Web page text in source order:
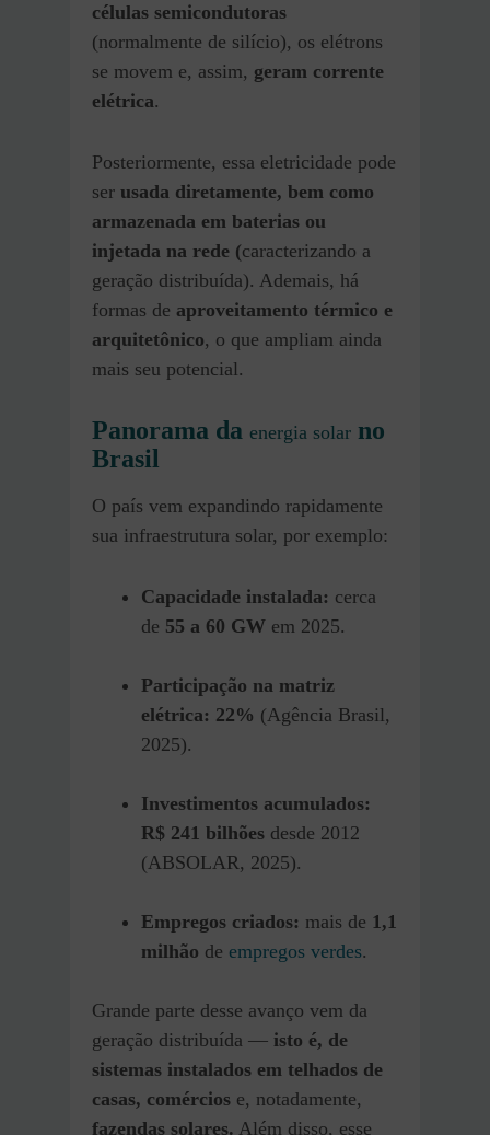
células semicondutoras
(normalmente de silício), os elétrons
se movem e, assim, geram corrente
elétrica.
Posteriormente, essa eletricidade pode
ser usada diretamente, bem como
armazenada em baterias ou
injetada na rede (caracterizando a
geração distribuída). Ademais, há
formas de aproveitamento térmico e
arquitetônico, o que ampliam ainda
mais seu potencial.
Panorama da energia solar no
Brasil
O país vem expandindo rapidamente
sua infraestrutura solar, por exemplo:
Capacidade instalada: cerca
de 55 a 60 GW em 2025.
Participação na matriz
elétrica: 22% (Agência Brasil,
2025).
Investimentos acumulados:
R$ 241 bilhões desde 2012
(ABSOLAR, 2025).
Empregos criados: mais de 1,1
milhão de empregos verdes.
Grande parte desse avanço vem da
geração distribuída — isto é, de
sistemas instalados em telhados de
casas, comércios e, notadamente,
fazendas solares. Além disso, esse